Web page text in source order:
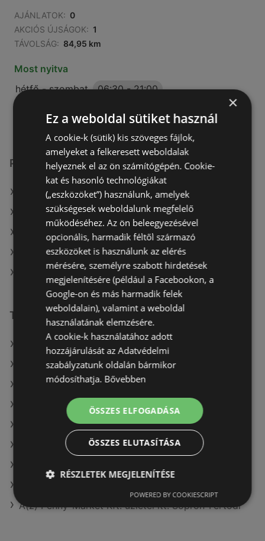
AJÁNLATOK: 0
AKCIÓS ÚJSÁGOK: 1
TÁVOLSÁG: 84,95 km
Most nyitva
hétfő - szombat
06:30-21:00
Penny-Market Kft. üzletek itt:
Penny-Market Kft. itt: Békéscsabai
Penny-Market Kft. itt: Békési
Penny-Market Kft. itt: Orosházi
Penny-Market Kft. itt: Enyingi
Penny-Market Kft. itt: Sümegi
További linkek
A(z) Penny-Market Kft. ajánlatai
A(z) Príma ajánlatai
A(z) Interspar ajánlatai
A(z) Family Frost aktuális akciós újságjai
A(z) ALDI aktuális akciós újságjai
A(z) Ecofamily aktuális akciós újságjai
A(z) Penny-Market Kft. üzletei itt: Sopron-Fertődi
×
Ez a weboldal sütiket használ
A cookie-k (sütik) kis szöveges fájlok,
amelyeket a felkeresett weboldalak
helyeznek el az ön számítógépén. Cookie-
kat és hasonló technológiákat
(„eszközöket”) használunk, amelyek
szükségesek weboldalunk megfelelő
működéséhez. Az ön beleegyezésével
opcionális, harmadik féltől származó
eszközöket is használunk az elérés
mérésére, személyre szabott hirdetések
megjelenítésére (például a Facebookon, a
Google-on és más harmadik felek
weboldalain), valamint a weboldal
használatának elemzésére.
A cookie-k használatához adott
hozzájárulását az Adatvédelmi
szabályzatunk oldalán bármikor
módosíthatja. Bővebben
ÖSSZES ELFOGADÁSA
ÖSSZES ELUTASÍTÁSA
RÉSZLETEK MEGJELENÍTÉSE
POWERED BY COOKIESCRIPT